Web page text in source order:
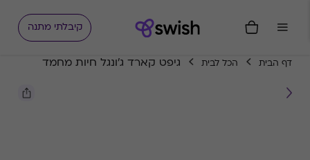
קיבלתי מתנה
דף הבית הכל לבית גיפט קארד ג'ונגל חיות מחמד